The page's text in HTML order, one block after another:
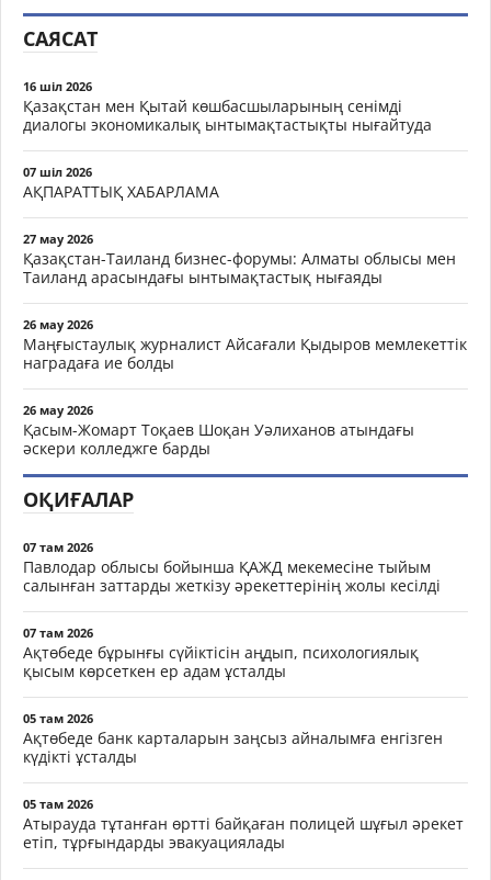
САЯСАТ
16 шіл 2026
Қазақстан мен Қытай көшбасшыларының сенімді
диалогы экономикалық ынтымақтастықты нығайтуда
07 шіл 2026
АҚПАРАТТЫҚ ХАБАРЛАМА
27 мау 2026
Қазақстан-Таиланд бизнес-форумы: Алматы облысы мен
Таиланд арасындағы ынтымақтастық нығаяды
26 мау 2026
Маңғыстаулық журналист Айсағали Қыдыров мемлекеттік
наградаға ие болды
26 мау 2026
Қасым-Жомарт Тоқаев Шоқан Уәлиханов атындағы
әскери колледжге барды
ОҚИҒАЛАР
07 там 2026
Павлодар облысы бойынша ҚАЖД мекемесіне тыйым
салынған заттарды жеткізу әрекеттерінің жолы кесілді
07 там 2026
Ақтөбеде бұрынғы сүйіктісін аңдып, психологиялық
қысым көрсеткен ер адам ұсталды
05 там 2026
Ақтөбеде банк карталарын заңсыз айналымға енгізген
күдікті ұсталды
05 там 2026
Атырауда тұтанған өртті байқаған полицей шұғыл әрекет
етіп, тұрғындарды эвакуациялады